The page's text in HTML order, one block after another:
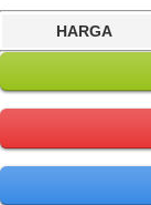
HARGA